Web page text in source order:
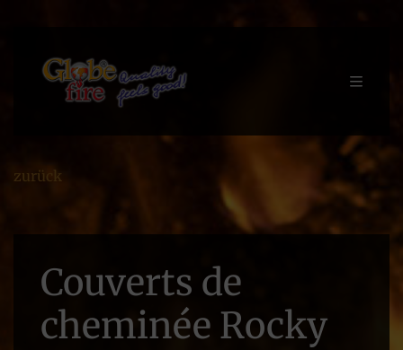
zurück
Couverts de
cheminée Rocky